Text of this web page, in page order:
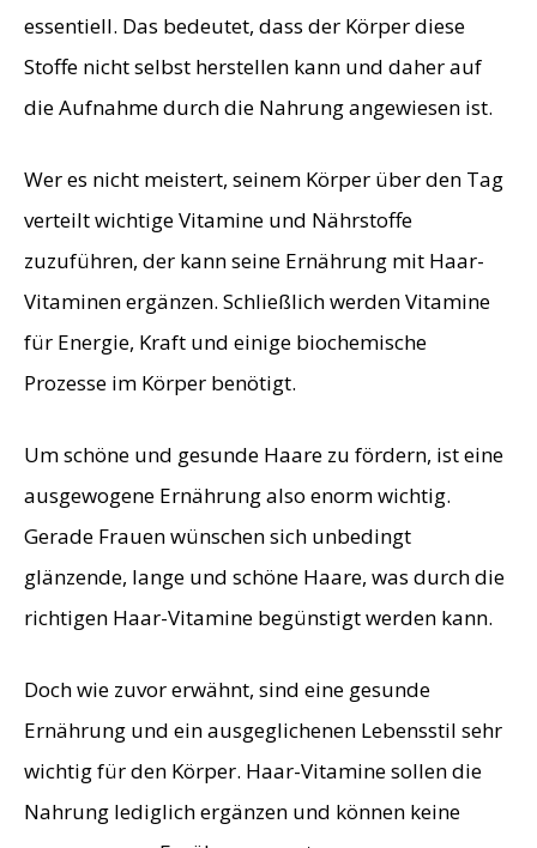
essentiell. Das bedeutet, dass der Körper diese
Stoffe nicht selbst herstellen kann und daher auf
die Aufnahme durch die Nahrung angewiesen ist.
Wer es nicht meistert, seinem Körper über den Tag
verteilt wichtige Vitamine und Nährstoffe
zuzuführen, der kann seine Ernährung mit Haar-
Vitaminen ergänzen. Schließlich werden Vitamine
für Energie, Kraft und einige biochemische
Prozesse im Körper benötigt.
Um schöne und gesunde Haare zu fördern, ist eine
ausgewogene Ernährung also enorm wichtig.
Gerade Frauen wünschen sich unbedingt
glänzende, lange und schöne Haare, was durch die
richtigen Haar-Vitamine begünstigt werden kann.
Doch wie zuvor erwähnt, sind eine gesunde
Ernährung und ein ausgeglichenen Lebensstil sehr
wichtig für den Körper. Haar-Vitamine sollen die
Nahrung lediglich ergänzen und können keine